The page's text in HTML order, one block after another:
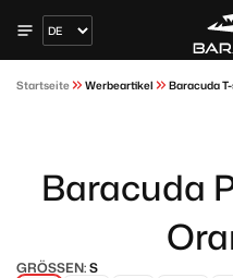
Startseite Werbeartikel Baracuda
Baracuda
GRÖSSEN:S